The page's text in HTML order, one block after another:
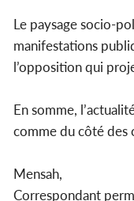
Le paysage socio-
manifestations
l’opposition qui
En somme,
comme du côté des
Mensah,
Correspondant